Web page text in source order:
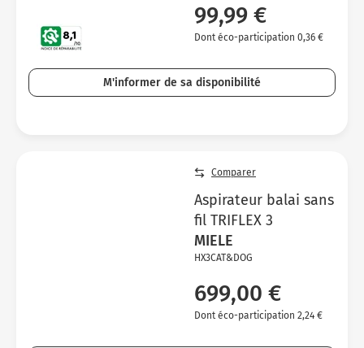
99,99 €
Dont éco-participation 0,36 €
M'informer de sa disponibilité
Comparer
Aspirateur balai sans
fil TRIFLEX 3
MIELE
HX3CAT&DOG
699,00 €
Dont éco-participation 2,24 €